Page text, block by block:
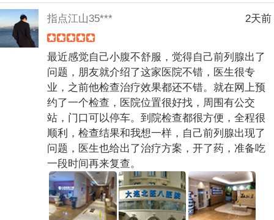
指点江山35*** 2天前
最近感觉自己小腹不舒服，觉得自己前列腺出了
问题，朋友就介绍了这家医院不错，医生很专
业，之前他检查治疗效果都还不错。就在网上预
约了一个检查，医院位置很好找，周围有公交
站，门口可以停车。到院检查都很方便，全程很
顺利，检查结果和我想一样，自己前列腺出现了
问题，医生也给出了治疗方案，开了药，准备吃
一段时间再来复查。